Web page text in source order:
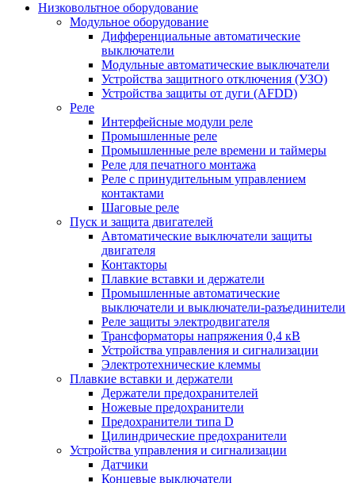
Низковольтное оборудование
Модульное оборудование
Дифференциальные автоматические
выключатели
Модульные автоматические выключатели
Устройства защитного отключения (УЗО)
Устройства защиты от дуги (AFDD)
Реле
Интерфейсные модули реле
Промышленные реле
Промышленные реле времени и таймеры
Реле для печатного монтажа
Реле с принудительным управлением
контактами
Шаговые реле
Пуск и защита двигателей
Автоматические выключатели защиты
двигателя
Контакторы
Плавкие вставки и держатели
Промышленные автоматические
выключатели и выключатели-разъединители
Реле защиты электродвигателя
Трансформаторы напряжения 0,4 кВ
Устройства управления и сигнализации
Электротехнические клеммы
Плавкие вставки и держатели
Держатели предохранителей
Ножевые предохранители
Предохранители типа D
Цилиндрические предохранители
Устройства управления и сигнализации
Датчики
Концевые выключатели